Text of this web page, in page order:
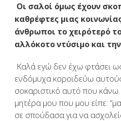
Οι σαλοί όμως έχουν
καθρέφτες μιας
άνθρωποι το χειρότερό
αλλόκοτο ντύσιμο και
Καλά εγώ δεν έχω φτάσει
ενδόμυχα κοροιδεύω
σοκαριστικό αυτό που
μητέρα μου που μου είπε:
σε σπούδασα για να